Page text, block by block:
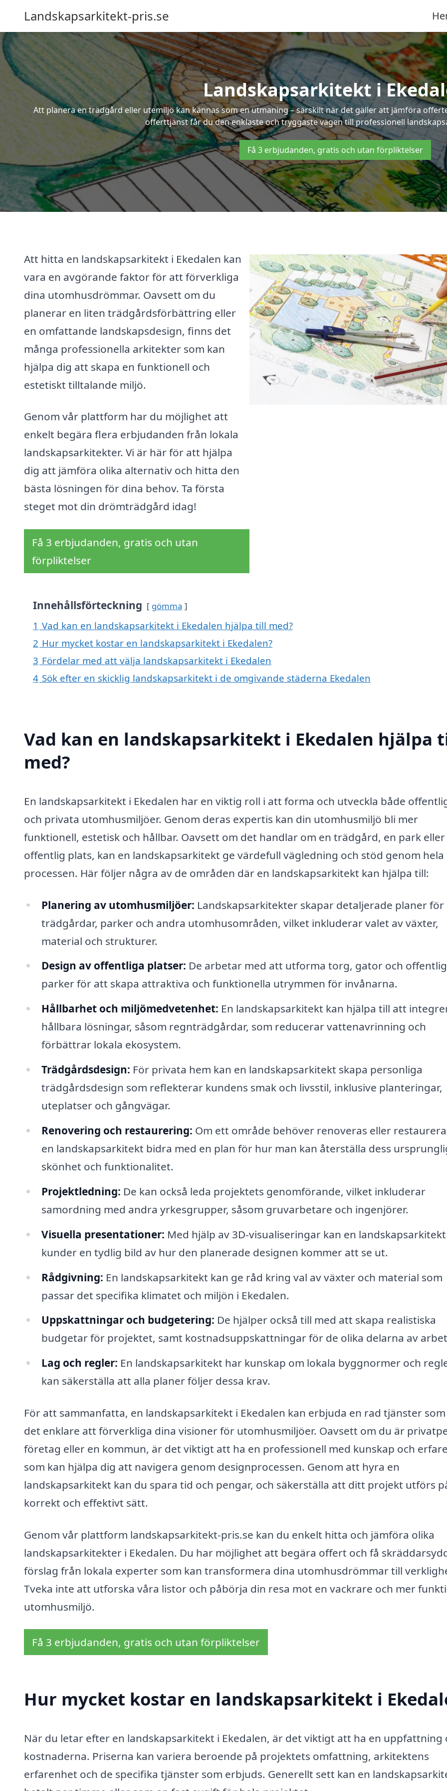
Landskapsarkitekt-pris.se
Landskapsarkitekt i
Att planera en trädgård eller utemiljö kan kännas som en utmaning – särskilt när det gäller att jämföra
offerttjänst får du den enklaste och tryggaste vägen till professionell
Få 3 erbjudanden, gratis och utan förpliktelser
Att hitta en landskapsarkitekt i Ekedalen kan
vara en avgörande faktor för att förverkliga
dina utomhusdrömmar. Oavsett om du
planerar en liten trädgårdsförbättring eller
en omfattande landskapsdesign, finns det
många professionella arkitekter som kan
hjälpa dig att skapa en funktionell och
estetiskt tilltalande miljö.
Genom vår plattform har du möjlighet att
enkelt begära flera erbjudanden från lokala
landskapsarkitekter. Vi är här för att hjälpa
dig att jämföra olika alternativ och hitta den
bästa lösningen för dina behov. Ta första
steget mot din drömträdgård idag!
Få 3 erbjudanden, gratis och utan
förpliktelser
Innehållsförteckning gömma
1 Vad kan en landskapsarkitekt i Ekedalen hjälpa till med?
2 Hur mycket kostar en landskapsarkitekt i Ekedalen?
3 Fördelar med att välja landskapsarkitekt i Ekedalen
4 Sök efter en skicklig landskapsarkitekt i de omgivande städerna Ekedalen
Vad kan en landskapsarkitekt i Ekedalen hjälpa
med?
En landskapsarkitekt i Ekedalen har en viktig roll i att forma och utveckla både
och privata utomhusmiljöer. Genom deras expertis kan din utomhusmiljö bli mer
funktionell, estetisk och hållbar. Oavsett om det handlar om en trädgård, en park eller
offentlig plats, kan en landskapsarkitekt ge värdefull vägledning och stöd genom hela
processen. Här följer några av de områden där en landskapsarkitekt kan hjälpa till:
Planering av utomhusmiljöer: Landskapsarkitekter skapar detaljerade planer för
trädgårdar, parker och andra utomhusområden, vilket inkluderar valet av växter,
material och strukturer.
Design av offentliga platser: De arbetar med att utforma torg, gator och
parker för att skapa attraktiva och funktionella utrymmen för invånarna.
Hållbarhet och miljömedvetenhet: En landskapsarkitekt kan hjälpa till att
hållbara lösningar, såsom regnträdgårdar, som reducerar vattenavrinning och
förbättrar lokala ekosystem.
Trädgårdsdesign: För privata hem kan en landskapsarkitekt skapa personliga
trädgårdsdesign som reflekterar kundens smak och livsstil, inklusive planteringar,
uteplatser och gångvägar.
Renovering och restaurering: Om ett område behöver renoveras eller
en landskapsarkitekt bidra med en plan för hur man kan återställa dess
skönhet och funktionalitet.
Projektledning: De kan också leda projektets genomförande, vilket inkluderar
samordning med andra yrkesgrupper, såsom gruvarbetare och ingenjörer.
Visuella presentationer: Med hjälp av 3D-visualiseringar kan en
kunder en tydlig bild av hur den planerade designen kommer att se ut.
Rådgivning: En landskapsarkitekt kan ge råd kring val av växter och material som
passar det specifika klimatet och miljön i Ekedalen.
Uppskattningar och budgetering: De hjälper också till med att skapa realistiska
budgetar för projektet, samt kostnadsuppskattningar för de olika delarna av
Lag och regler: En landskapsarkitekt har kunskap om lokala byggnormer och
kan säkerställa att alla planer följer dessa krav.
För att sammanfatta, en landskapsarkitekt i Ekedalen kan erbjuda en rad tjänster
det enklare att förverkliga dina visioner för utomhusmiljöer. Oavsett om du är
företag eller en kommun, är det viktigt att ha en professionell med kunskap och
som kan hjälpa dig att navigera genom designprocessen. Genom att hyra en
landskapsarkitekt kan du spara tid och pengar, och säkerställa att ditt projekt utförs
korrekt och effektivt sätt.
Genom vår plattform landskapsarkitekt-pris.se kan du enkelt hitta och jämföra olika
landskapsarkitekter i Ekedalen. Du har möjlighet att begära offert och få
förslag från lokala experter som kan transformera dina utomhusdrömmar till
Tveka inte att utforska våra listor och påbörja din resa mot en vackrare och mer
utomhusmiljö.
Få 3 erbjudanden, gratis och utan förpliktelser
Hur mycket kostar en landskapsarkitekt i
När du letar efter en landskapsarkitekt i Ekedalen, är det viktigt att ha en uppfattning
kostnaderna. Priserna kan variera beroende på projektets omfattning, arkitektens
erfarenhet och de specifika tjänster som erbjuds. Generellt sett kan en